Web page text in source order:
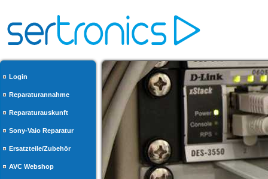
Login
Reparaturannahme
Reparaturauskunft
Sony-Vaio Reparatur
Ersatzteile/Zubehör
AVC Webshop